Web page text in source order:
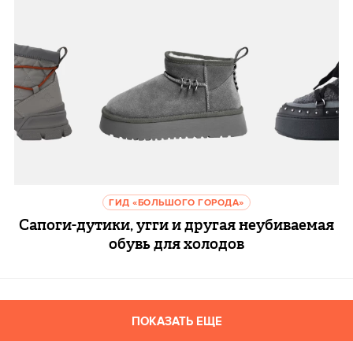
ГИД «БОЛЬШОГО ГОРОДА»
Сапоги-дутики, угги и другая неубиваемая
обувь для холодов
ПОКАЗАТЬ ЕЩЕ